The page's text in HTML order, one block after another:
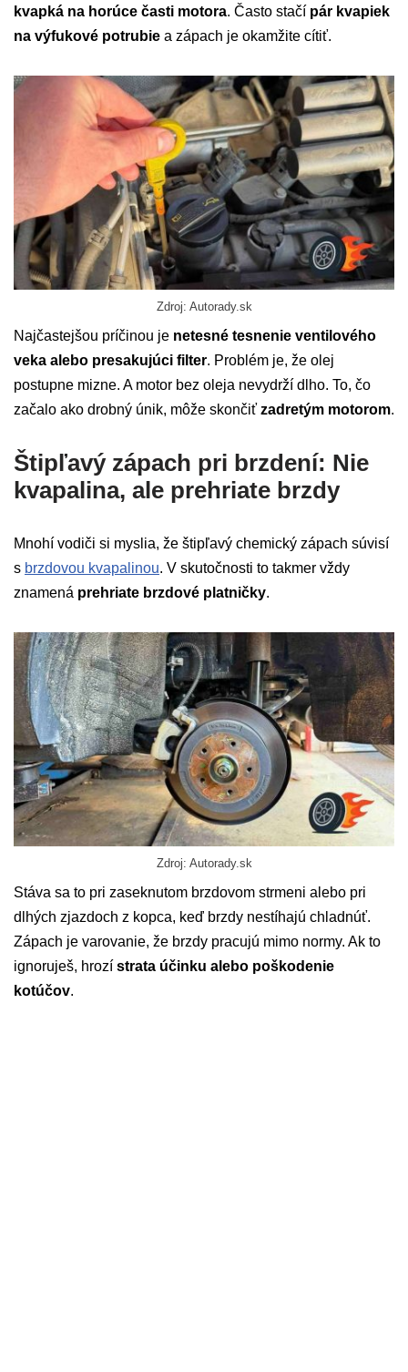
kvapká na horúce časti motora. Často stačí pár kvapiek
na výfukové potrubie a zápach je okamžite cítiť.
Zdroj: Autorady.sk
Najčastejšou príčinou je netesné tesnenie ventilového
veka alebo presakujúci filter. Problém je, že olej
postupne mizne. A motor bez oleja nevydrží dlho. To, čo
začalo ako drobný únik, môže skončiť zadretým motorom.
Štipľavý zápach pri brzdení: Nie
kvapalina, ale prehriate brzdy
Mnohí vodiči si myslia, že štipľavý chemický zápach súvisí
s brzdovou kvapalinou. V skutočnosti to takmer vždy
znamená prehriate brzdové platničky.
Zdroj: Autorady.sk
Stáva sa to pri zaseknutom brzdovom strmeni alebo pri
dlhých zjazdoch z kopca, keď brzdy nestíhajú chladnúť.
Zápach je varovanie, že brzdy pracujú mimo normy. Ak to
ignoruješ, hrozí strata účinku alebo poškodenie
kotúčov.